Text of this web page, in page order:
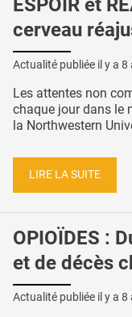
ESPOIR et
cerveau
Actualité publiée il y a 8
Les attentes non
chaque jour dans le
la Northwestern
LIRE LA SUITE
OPIOÏDES :
et de décès
Actualité publiée il y a 8